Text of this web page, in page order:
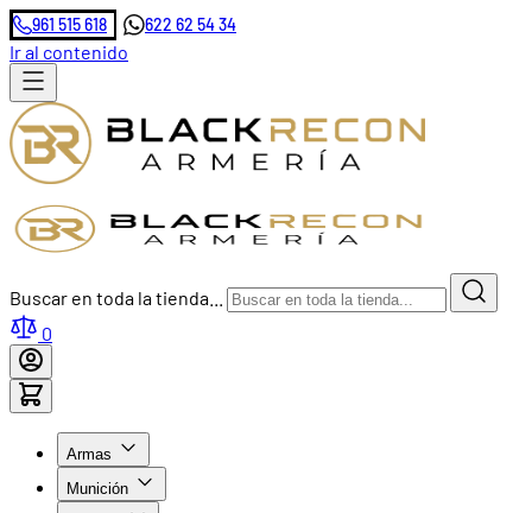
961 515 618 622 62 54 34
Ir al contenido
Buscar en toda la tienda...
0
Armas
Munición